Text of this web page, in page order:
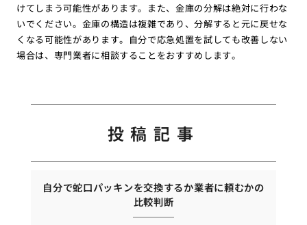
けてしまう可能性があります。また、金庫の分解は絶対に行わな
いでください。金庫の構造は複雑であり、分解すると元に戻せな
くなる可能性があります。自分で応急処置を試しても改善しない
場合は、専門業者に相談することをおすすめします。
投稿記事
自分で蛇口パッキンを交換するか業者に頼むかの
比較判断